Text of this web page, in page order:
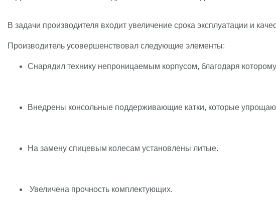
В задачи производителя входит увеличение срока эксплуатации и
Производитель усовершенствовал следующие элементы:
Снарядил технику непроницаемым корпусом, благодаря
Внедрены консольные поддерживающие катки, которые
На замену спицевым колесам установлены литые.
Увеличена прочность комплектующих.